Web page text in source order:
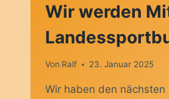
Wir werden
Von Ralf 23. Januar 2025
Wir haben den nächsten